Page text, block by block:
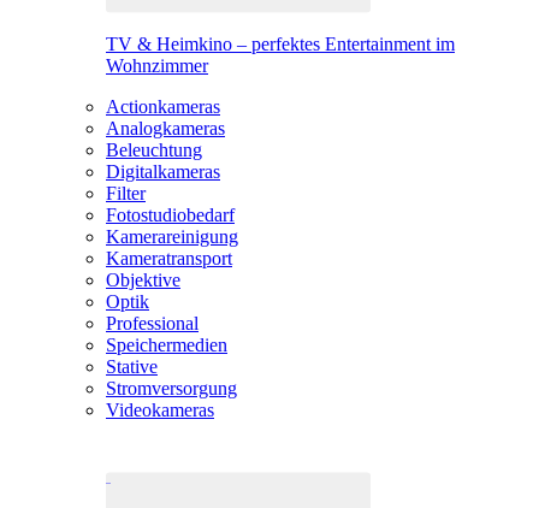
TV & Heimkino – perfektes Entertainment im
Wohnzimmer
Actionkameras
Analogkameras
Beleuchtung
Digitalkameras
Filter
Fotostudiobedarf
Kamerareinigung
Kameratransport
Objektive
Optik
Professional
Speichermedien
Stative
Stromversorgung
Videokameras